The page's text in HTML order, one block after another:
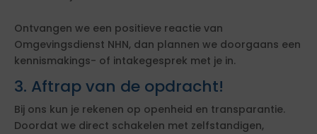
Ontvangen we een positieve reactie van
Omgevingsdienst NHN, dan plannen we doorgaans een
kennismakings- of intakegesprek met je in.
3. Aftrap van de opdracht!
Bij ons kun je rekenen op openheid en transparantie.
Doordat we direct schakelen met zelfstandigen,